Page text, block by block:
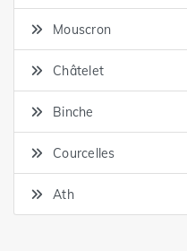
Mouscron
Châtelet
Binche
Courcelles
Ath